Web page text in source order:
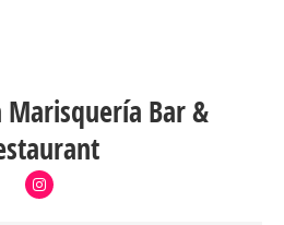
Marisquería Bar &